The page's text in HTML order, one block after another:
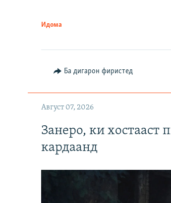
Идома
Ба дигарон фиристед
Август 07, 2026
Занеро, ки
кардаанд